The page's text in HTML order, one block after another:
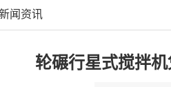
闻资讯
轮碾行星式搅拌